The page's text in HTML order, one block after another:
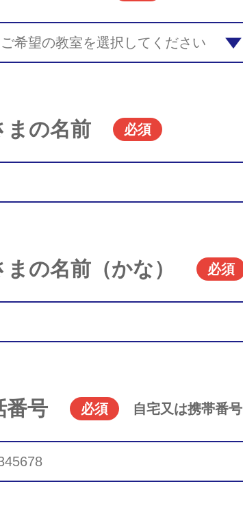
まの名前 必須
の名前（かな） 必須
番号 必須 自宅又は携帯番号